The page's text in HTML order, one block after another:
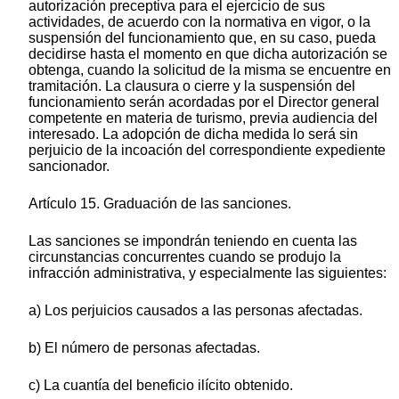
autorización preceptiva para el ejercicio de sus
actividades, de acuerdo con la normativa en vigor, o la
suspensión del funcionamiento que, en su caso, pueda
decidirse hasta el momento en que dicha autorización se
obtenga, cuando la solicitud de la misma se encuentre en
tramitación. La clausura o cierre y la suspensión del
funcionamiento serán acordadas por el Director general
competente en materia de turismo, previa audiencia del
interesado. La adopción de dicha medida lo será sin
perjuicio de la incoación del correspondiente expediente
sancionador.
Artículo 15. Graduación de las sanciones.
Las sanciones se impondrán teniendo en cuenta las
circunstancias concurrentes cuando se produjo la
infracción administrativa, y especialmente las siguientes:
a) Los perjuicios causados a las personas afectadas.
b) El número de personas afectadas.
c) La cuantía del beneficio ilícito obtenido.